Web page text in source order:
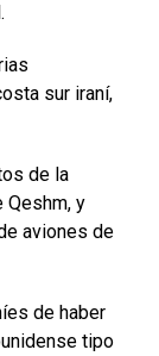
sur iraní,
de la
Qeshm, y
aviones de
de haber
tipo